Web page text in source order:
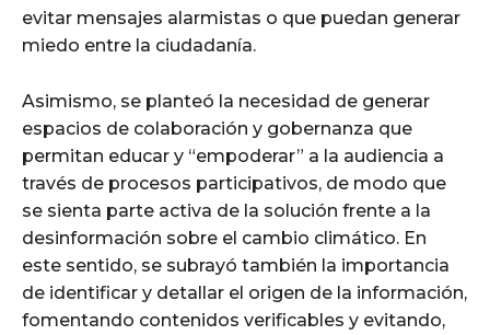
evitar mensajes alarmistas o que puedan generar
miedo entre la ciudadanía.
Asimismo, se planteó la necesidad de generar
espacios de colaboración y gobernanza que
permitan educar y “empoderar” a la audiencia a
través de procesos participativos, de modo que
se sienta parte activa de la solución frente a la
desinformación sobre el cambio climático. En
este sentido, se subrayó también la importancia
de identificar y detallar el origen de la información,
fomentando contenidos verificables y evitando,